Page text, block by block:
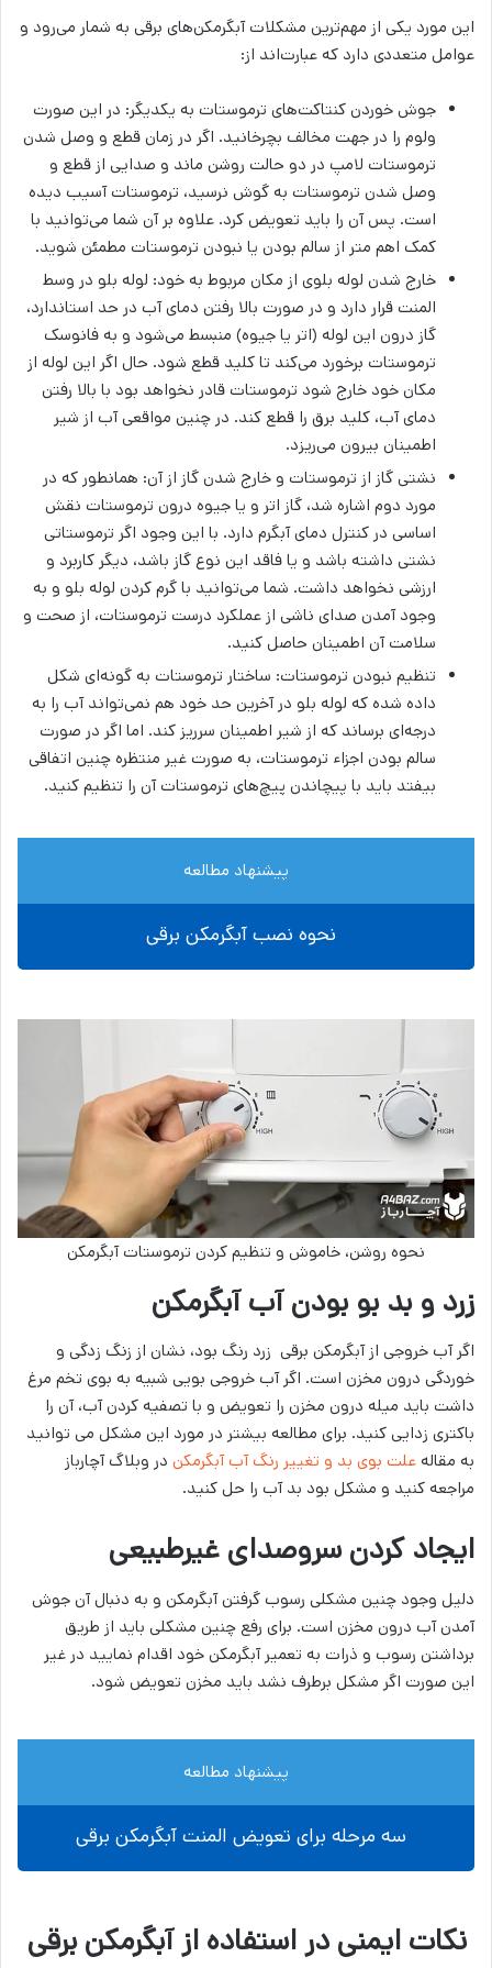
این مورد یکی از مهم‌ترین مشکلات آبگرمکن‌های برقی به شمار می‌رود و
عوامل متعددی دارد که عبارت‌اند از:
جوش خوردن کنتاکت‌های ترموستات به یکدیگر: در این صورت
ولوم را در جهت مخالف بچرخانید. اگر در زمان قطع و وصل شدن
ترموستات لامپ در دو حالت روشن ماند و صدایی از قطع و
وصل شدن ترموستات به گوش نرسید، ترموستات آسیب دیده
است. پس آن را باید تعویض کرد. علاوه بر آن شما می‌توانید با
کمک اهم متر از سالم بودن یا نبودن ترموستات مطمئن شوید.
خارج شدن لوله بلوی از مکان مربوط به خود: لوله بلو در وسط
المنت قرار دارد و در صورت بالا رفتن دمای آب در حد استاندارد،
گاز درون این لوله (اتر یا جیوه) منبسط می‌شود و به فانوسک
ترموستات برخورد می‌کند تا کلید قطع شود. حال اگر این لوله از
مکان خود خارج شود ترموستات قادر نخواهد بود با بالا رفتن
دمای آب، کلید برق را قطع کند. در چنین مواقعی آب از شیر
اطمینان بیرون می‌ریزد.
نشتی گاز از ترموستات و خارج شدن گاز از آن: همانطور که در
مورد دوم اشاره شد، گاز اتر و یا جیوه درون ترموستات نقش
اساسی در کنترل دمای آبگرم دارد. با این وجود اگر ترموستاتی
نشتی داشته باشد و یا فاقد این نوع گاز باشد، دیگر کاربرد و
ارزشی نخواهد داشت. شما می‌توانید با گرم کردن لوله بلو و به
وجود آمدن صدای ناشی از عملکرد درست ترموستات، از صحت و
سلامت آن اطمینان حاصل کنید.
تنظیم نبودن ترموستات: ساختار ترموستات به گونه‌ای شکل
داده شده که لوله بلو در آخرین حد خود هم نمی‌تواند آب را به
درجه‌ای برساند که از شیر اطمینان سرریز کند. اما اگر در صورت
سالم بودن اجزاء ترموستات، به صورت غیر منتظره چنین اتفاقی
بیفتد باید با پیچاندن پیچ‌های ترموستات آن را تنظیم کنید.
پیشنهاد مطالعه
نحوه نصب آبگرمکن برقی
نحوه روشن، خاموش و تنظیم کردن ترموستات آبگرمکن
زرد و بد بو بودن آب آبگرمکن
اگر آب خروجی از آبگرمکن برقی زرد رنگ بود، نشان از زنگ زدگی و
خوردگی درون مخزن است. اگر آب خروجی بویی شبیه به بوی تخم مرغ
داشت باید میله درون مخزن را تعویض و با تصفیه کردن آب، آن را
باکتری زدایی کنید. برای مطالعه بیشتر در مورد این مشکل می توانید
به مقالهعلت بوی بد و تغییر رنگ آب آبگرمکن در وبلاگ آچارباز
مراجعه کنید و مشکل بود بد آب را حل کنید.
ایجاد کردن سروصدای غیرطبیعی
دلیل وجود چنین مشکلی رسوب گرفتن آبگرمکن و به دنبال آن جوش
آمدن آب درون مخزن است. برای رفع چنین مشکلی باید از طریق
برداشتن رسوب و ذرات به تعمیر آبگرمکن خود اقدام نمایید در غیر
این صورت اگر مشکل برطرف نشد باید مخزن تعویض شود.
پیشنهاد مطالعه
سه مرحله برای تعویض المنت آبگرمکن برقی
نکات ایمنی در استفاده از آبگرمکن‌ برقی